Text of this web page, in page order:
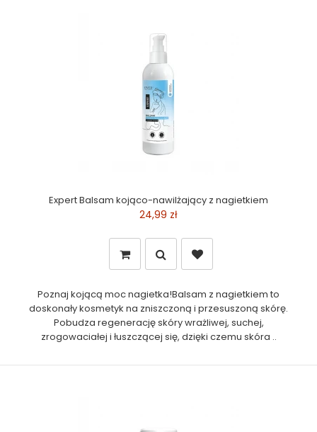
Expert Balsam kojąco-nawilżający z nagietkiem
24,99 zł
Poznaj kojącą moc nagietka!Balsam z nagietkiem to
doskonały kosmetyk na zniszczoną i przesuszoną skórę.
Pobudza regenerację skóry wrażliwej, suchej,
zrogowaciałej i łuszczącej się, dzięki czemu skóra ..